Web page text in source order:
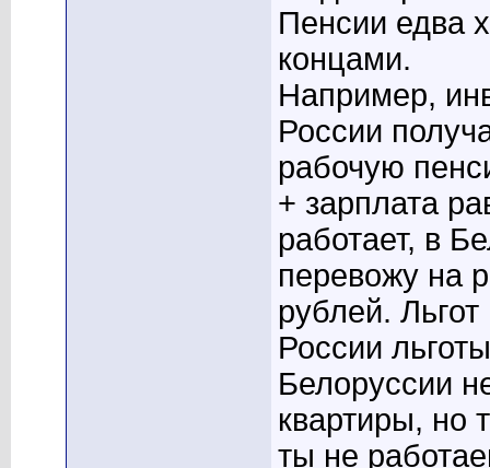
Пенсии едва
концами.
Например,
России
рабочую
+ зарплата
работает, в
перевожу на
рублей.
России
Белоруссии
квартиры, но
ты не